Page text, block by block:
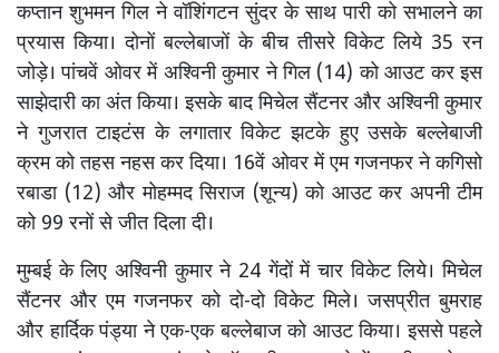
कप्तान शुभमन गिल ने वॉशिंगटन सुंदर के साथ पारी को सभालने का
प्रयास किया। दोनों बल्लेबाजों के बीच तीसरे विकेट लिये 35 रन
जोड़े। पांचवें ओवर में अश्विनी कुमार ने गिल (14) को आउट कर इस
साझेदारी का अंत किया। इसके बाद मिचेल सैंटनर और अश्विनी कुमार
ने गुजरात टाइटंस के लगातार विकेट झटके हुए उसके बल्लेबाजी
क्रम को तहस नहस कर दिया। 16वें ओवर में एम गजनफर ने कगिसो
रबाडा (12) और मोहम्मद सिराज (शून्य) को आउट कर अपनी टीम
को 99 रनों से जीत दिला दी।
मुम्बई के लिए अश्विनी कुमार ने 24 गेंदों में चार विकेट लिये। मिचेल
सैंटनर और एम गजनफर को दो-दो विकेट मिले। जसप्रीत बुमराह
और हार्दिक पंड्या ने एक-एक बल्लेबाज को आउट किया। इससे पहले